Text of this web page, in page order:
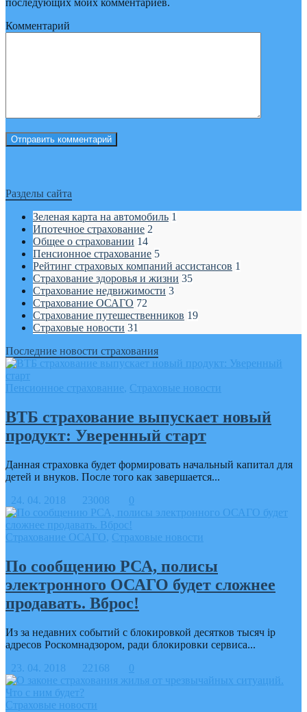
последующих моих комментариев.
Комментарий
Разделы сайта
Зеленая карта на автомобиль 1
Ипотечное страхование 2
Общее о страховании 14
Пенсионное страхование 5
Рейтинг страховых компаний ассистансов 1
Страхование здоровья и жизни 35
Страхование недвижимости 3
Страхование ОСАГО 72
Страхование путешественников 19
Страховые новости 31
Последние новости страхования
Пенсионное страхование, Страховые новости
ВТБ страхование выпускает новый
продукт: Уверенный старт
Данная страховка будет формировать начальный капитал для
детей и внуков. После того как завершается...
24. 04. 2018
23008 0
Страхование ОСАГО, Страховые новости
По сообщению РСА, полисы
электронного ОСАГО будет сложнее
продавать. Вброс!
Из за недавних событий с блокировкой десятков тысяч ip
адресов Роскомнадзором, ради блокировки сервиса...
23. 04. 2018
22168 0
Страховые новости